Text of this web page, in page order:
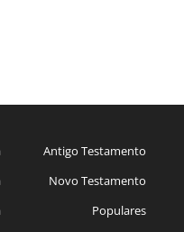
Antigo Testamento
Novo Testamento
Populares